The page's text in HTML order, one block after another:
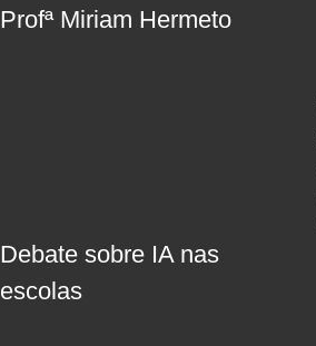
Profª Miriam Hermeto
Debate sobre IA nas
escolas